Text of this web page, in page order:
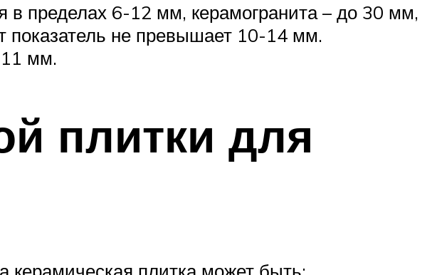
в пределах 6-12 мм, керамогранита – до 30 мм,
показатель не превышает 10-14 мм.
мм.
плитки для
керамическая плитка может быть: